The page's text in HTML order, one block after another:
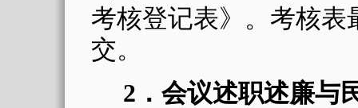
考核登记表》。 考核表
交。
2 ． 会议述职述廉与